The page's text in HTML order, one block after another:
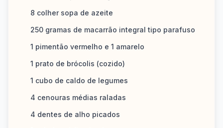
8 colher sopa de azeite
250 gramas de macarrão integral tipo parafuso
1 pimentão vermelho e 1 amarelo
1 prato de brócolis (cozido)
1 cubo de caldo de legumes
4 cenouras médias raladas
4 dentes de alho picados